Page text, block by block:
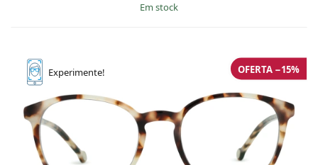
em stock
Experimente! OFERTA −15%